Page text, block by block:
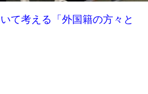
て考える「外国籍の方々と